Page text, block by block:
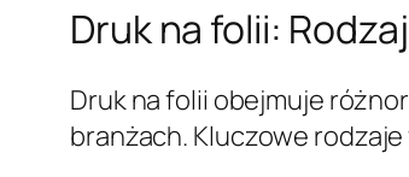
Druk na folii:
Druk na folii obejmuje
branżach. Kluczowe